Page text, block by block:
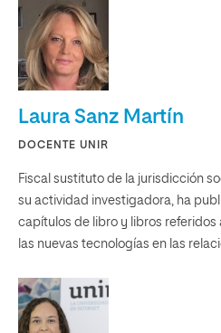
Laura Sanz Martín
DOCENTE UNIR
Fiscal sustituto de la jurisdicción
su actividad investigadora, ha
capítulos de libro y libros referidos
las nuevas tecnologías en las